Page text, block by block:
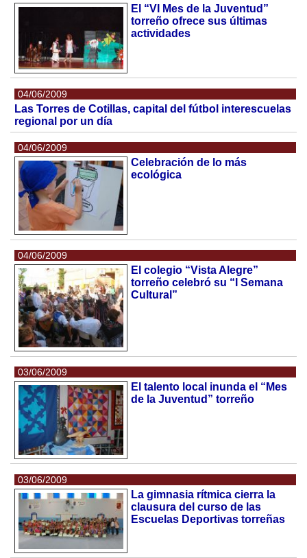
El “VI Mes de la Juventud”
torreño ofrece sus últimas
actividades
04/06/2009
Las Torres de Cotillas, capital del fútbol interescuelas
regional por un día
04/06/2009
Celebración de lo más
ecológica
04/06/2009
El colegio “Vista Alegre”
torreño celebró su “I Semana
Cultural”
03/06/2009
El talento local inunda el “Mes
de la Juventud” torreño
03/06/2009
La gimnasia rítmica cierra la
clausura del curso de las
Escuelas Deportivas torreñas